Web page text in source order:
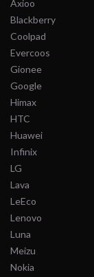
Axioo
Blackberry
Coolpad
Evercoos
Gionee
Google
Himax
HTC
Huawei
Infinix
LG
Lava
LeEco
Lenovo
Luna
Meizu
Nokia